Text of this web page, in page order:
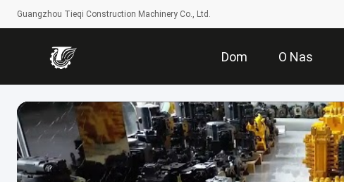
Guangzhou Tieqi Construction Machinery Co., Ltd.
Dom O Nas